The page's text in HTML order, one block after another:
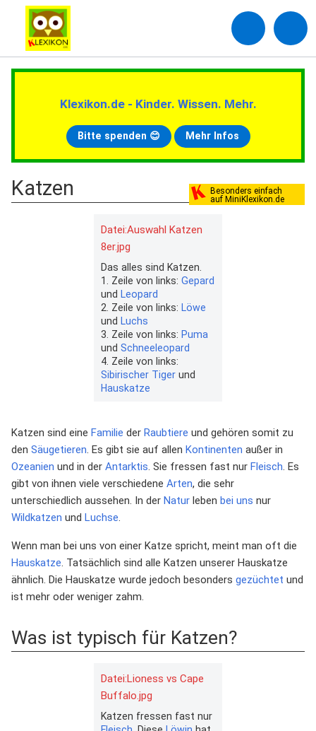
Klexikon.de - Kinder. Wissen. Mehr.
Bitte spenden 😊 Mehr Infos
Besonders einfach
auf MiniKlexikon.de
Katzen
Datei:Auswahl Katzen
8er.jpg
Das alles sind Katzen.
1. Zeile von links: Gepard
und Leopard
2. Zeile von links: Löwe
und Luchs
3. Zeile von links: Puma
und Schneeleopard
4. Zeile von links:
Sibirischer Tigerund
Hauskatze
Katzen sind eine Familie der Raubtiere und gehören somit zu
den Säugetieren. Es gibt sie auf allen Kontinenten außer in
Ozeanien und in der Antarktis. Sie fressen fast nur Fleisch. Es
gibt von ihnen viele verschiedene Arten, die sehr
unterschiedlich aussehen. In der Natur leben bei uns nur
Wildkatzen und Luchse.
Wenn man bei uns von einer Katze spricht, meint man oft die
Hauskatze. Tatsächlich sind alle Katzen unserer Hauskatze
ähnlich. Die Hauskatze wurde jedoch besonders gezüchtet und
ist mehr oder weniger zahm.
Was ist typisch für Katzen?
Datei:Lioness vs Cape
Buffalo.jpg
Katzen fressen fast nur